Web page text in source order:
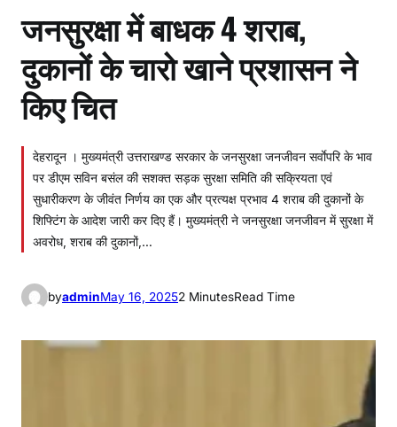
जनसुरक्षा में बाधक 4 शराब,
दुकानों के चारो खाने प्रशासन ने
किए चित
देहरादून । मुख्यमंत्री उत्तराखण्ड सरकार के जनसुरक्षा जनजीवन सर्वाेपरि के भाव
पर डीएम सविन बसंल की सशक्त सड़क सुरक्षा समिति की सक्रियता एवं
सुधारीकरण के जीवंत निर्णय का एक और प्रत्यक्ष प्रभाव 4 शराब की दुकानों के
शिफ्टिंग के आदेश जारी कर दिए हैं। मुख्यमंत्री ने जनसुरक्षा जनजीवन में सुरक्षा में
अवरोध, शराब की दुकानों,…
byadminMay 16, 20252 MinutesRead Time